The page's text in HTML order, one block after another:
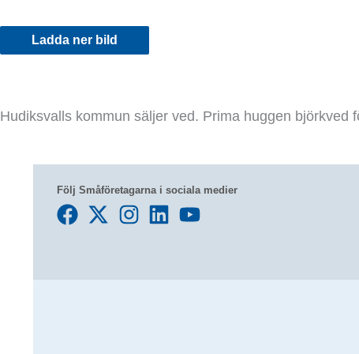
Ladda ner bild
Hudiksvalls kommun säljer ved. Prima huggen björkved
Följ Småföretagarna i sociala medier